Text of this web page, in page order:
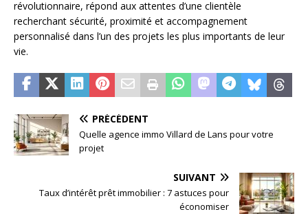
révolutionnaire, répond aux attentes d’une clientèle
recherchant sécurité, proximité et accompagnement
personnalisé dans l’un des projets les plus importants de leur
vie.
PRÉCÉDENT
Quelle agence immo Villard de Lans pour votre
projet
SUIVANT
Taux d’intérêt prêt immobilier : 7 astuces pour
économiser